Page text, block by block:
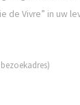
de Vivre” in uw
bezoekadres)